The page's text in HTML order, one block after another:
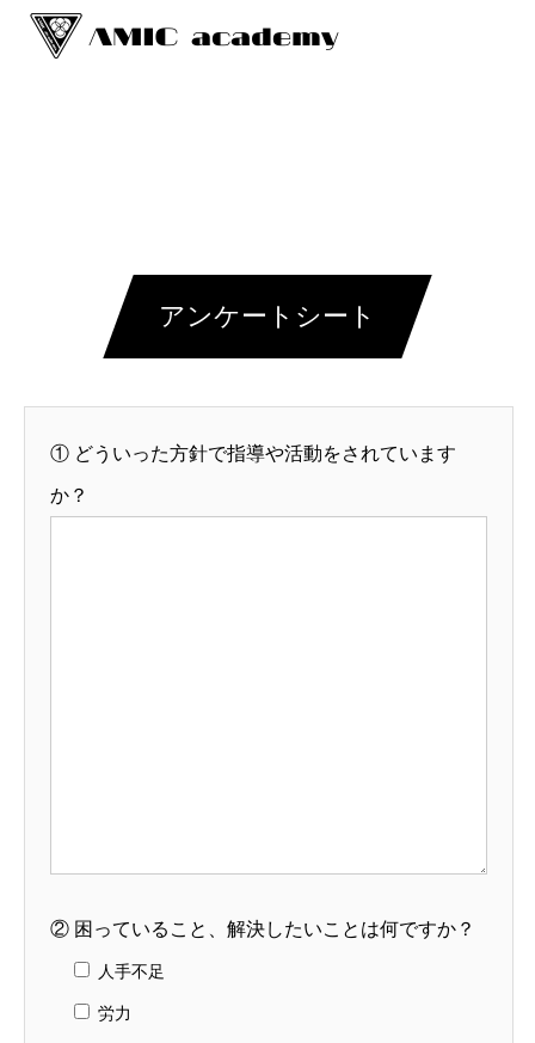
アンケートシート
① どういった方針で指導や活動をされています
か？
② 困っていること、解決したいことは何ですか？
人手不足
労力